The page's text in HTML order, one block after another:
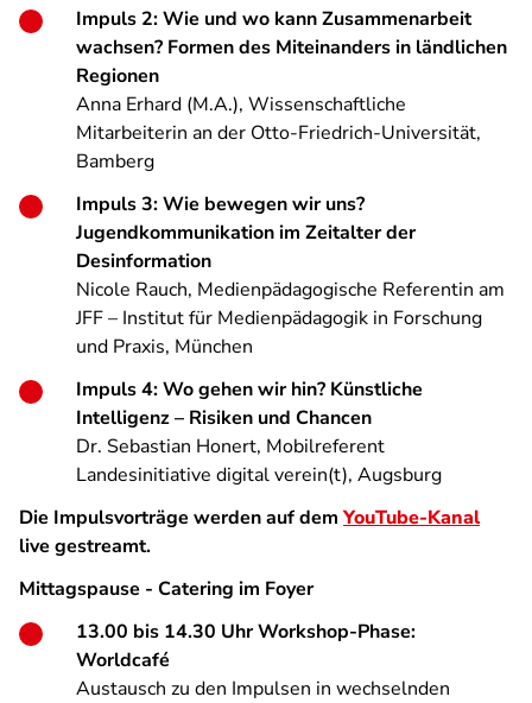
Impuls 2: Wie und wo kann Zusammenarbeit
wachsen? Formen des Miteinanders in ländlichen
Regionen
Anna Erhard (M.A.), Wissenschaftliche
Mitarbeiterin an der Otto-Friedrich-Universität,
Bamberg
Impuls 3: Wie bewegen wir uns?
Jugendkommunikation im Zeitalter der
Desinformation
Nicole Rauch, Medienpädagogische Referentin am
JFF – Institut für Medienpädagogik in Forschung
und Praxis, München
Impuls 4: Wo gehen wir hin? Künstliche
Intelligenz – Risiken und Chancen
Dr. Sebastian Honert, Mobilreferent
Landesinitiative digital verein(t), Augsburg
Die Impulsvorträge werden auf demYouTube-Kanal
live gestreamt.
Mittagspause - Catering im Foyer
13.00 bis 14.30 Uhr Workshop-Phase:
Worldcafé
Austausch zu den Impulsen in wechselnden